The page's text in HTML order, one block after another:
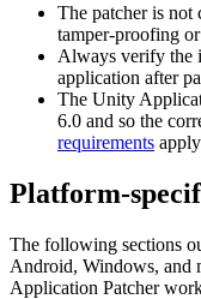
The patcher is not
tamper-proofing
Always verify the
application after
The Unity
6.0 and so the
requirements
Platform-
The following sections
Android, Windows, and
Application Patcher